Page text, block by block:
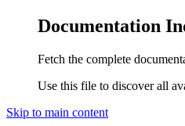
Documentation
Fetch the complete
Use this file to discover all
Skip to main content